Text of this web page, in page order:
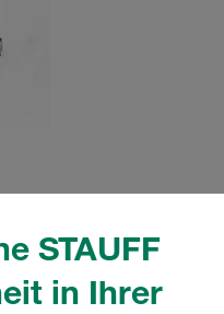
STAUFF
in Ihrer
und kann vom